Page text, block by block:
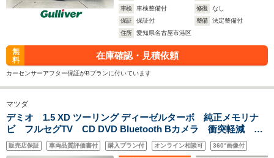
車検
車検整備付 修復
なし
保証
保証付 整備
法定整備付
住所
愛知県名古屋市港区
無
料
在庫確認・見積依頼
カーセンサーアフター保証がBプランに付いています
マツダ
デミオ 1.5 XD ツーリング ディーゼルターボ 純正メモリナ
ビ フルセグTV CD DVD Bluetooth Bカメラ 衝突軽減 シ
ートヒーター BSM LEDライト オートマチックハイビー
ム 純正16インチAW クルーズコントロール HUD パドル
販売店保証 車両品質評価書付 購入プラン付 オンライン相談可 360°画像付